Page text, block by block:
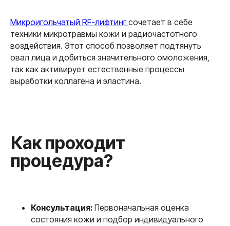
Микроигольчатый RF-лифтингсочетает в себе
техники микротравмы кожи и радиочастотного
воздействия. Этот способ позволяет подтянуть
овал лица и добиться значительного омоложения,
так как активирует естественные процессы
выработки коллагена и эластина.
Консультация: Первоначальная оценка
состояния кожи и подбор индивидуального
(FAQ)